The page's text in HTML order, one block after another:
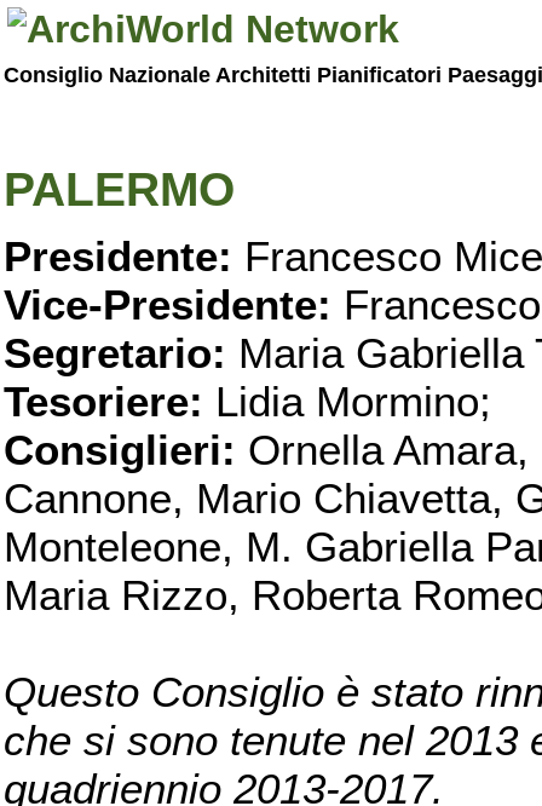
Consiglio Nazionale Architetti Pianificatori
PALERMO
Presidente: Francesco
Vice-Presidente:
Segretario: Maria Gabriella
Tesoriere: Lidia Mormino;
Consiglieri: Ornella
Cannone, Mario Chiavetta,
Monteleone, M. Gabriella
Maria Rizzo, Roberta
Questo Consiglio è stato
che si sono tenute nel 2013
quadriennio 2013-2017.